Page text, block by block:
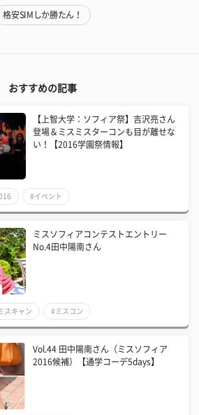
格安SIMしか勝たん！
おすすめの記事
【上智大学：ソフィア祭】吉沢亮さん
登場＆ミスミスターコンも目が離せな
い！【2016学園祭情報】
#イベント
ミスソフィアコンテストエントリー
No.4田中陽南さん
スキャン #ミスコン
Vol.44 田中陽南さん（ミスソフィア
2016候補）【通学コーデ5days】